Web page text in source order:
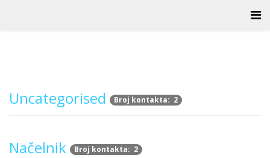
Uncategorised Broj kontakta: 2
Načelnik Broj kontakta: 2